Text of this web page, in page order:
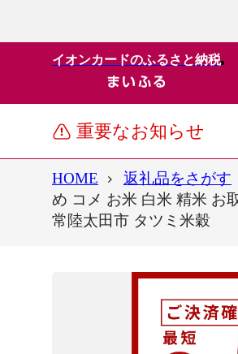
イオンカードのふるさと納税
重要なお知らせ
HOME 返礼品をさがす
め コメ お米 白米 精米 お
常陸太田市 タツミ米穀